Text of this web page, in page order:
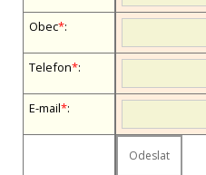
Obec*:
Telefon*:
E-mail*: